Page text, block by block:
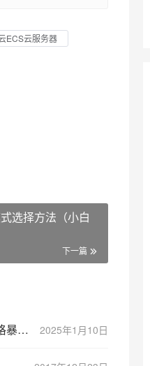
ECS云服务器
选择方法（小白
下一篇
2025年1月10日
2025阿里云轻量应用服务器价格暴跌，优惠到难以想象！